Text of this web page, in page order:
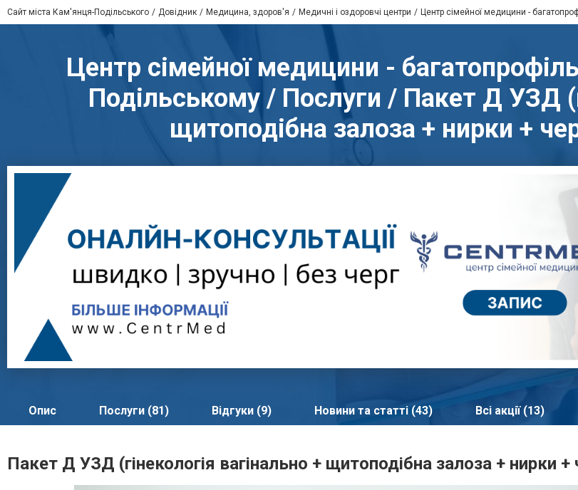
Сайт міста Кам'янця-Подільського Довідник Медицина, здоров'я Медичні і оздоровчі центри Центр сімейної медицини -
Центр сімейної медицини -
Подільському / Послуги / Пакет Д УЗД
щитоподібна залоза + нирки +
Опис Послуги (81) Відгуки (9) Новини та статті (43) Всі акції (13)
Пакет Д УЗД (гінекологія вагінально + щитоподібна залоза + нирки